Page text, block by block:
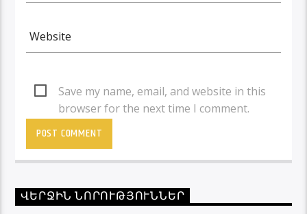
Save my name, email, and website in this
browser for the next time I comment.
ՎԵՐՋԻՆ ՆՈՐՈՒԹՅՈՒՆՆԵՐ